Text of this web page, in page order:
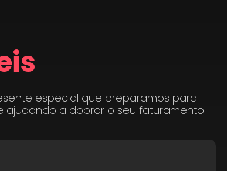
especial que preparamos para
ajudando a dobrar o seu faturamento.